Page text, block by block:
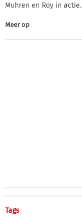
Muhren en Roy in actie.
Meer op
Tags